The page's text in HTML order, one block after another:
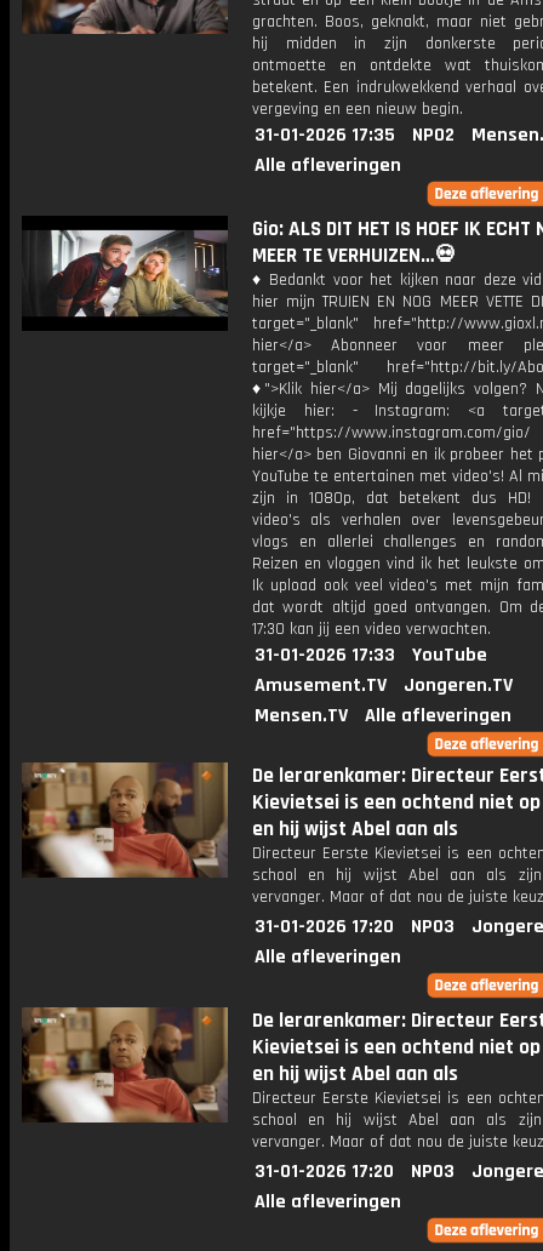
grachten. Boos, geknakt, maar niet
hij midden in zijn donkerste
ontmoette en ontdekte wat
betekent. Een indrukwekkend verhaal
vergeving en een nieuw begin.
31-01-2026 17:35 NPO2
Alle afleveringen
Gio: ALS DIT HET IS HOEF IK ECHT
MEER TE VERHUIZEN…💀
♦ Bedankt voor het kijken naar deze
hier mijn TRUIEN EN NOG MEER VETTE
target="_blank" href="http://
hier</a> Abonneer voor meer
target="_blank" href="http://bit.ly/
♦">Klik hier</a> Mij dagelijks volgen?
kijkje hier: - Instagram: <a
href="https://www.instagram.com/
hier</a> ben Giovanni en ik probeer het
YouTube te entertainen met video's! Al
zijn in 1080p, dat betekent dus HD!
video's als verhalen over
vlogs en allerlei challenges en
Reizen en vloggen vind ik het leukste
Ik upload ook veel video's met mijn
dat wordt altijd goed ontvangen. Om
17:30 kan jij een video verwachten.
31-01-2026 17:33
YouTube
Amusement.TV
Jongeren.TV
Mensen.TV
Alle afleveringen
De lerarenkamer: Directeur
Kievietsei is een ochtend niet
en hij wijst Abel aan als
Directeur Eerste Kievietsei is een
school en hij wijst Abel aan als
vervanger. Maar of dat nou de juiste
31-01-2026 17:20 NPO3
Alle afleveringen
De lerarenkamer: Directeur
Kievietsei is een ochtend niet
en hij wijst Abel aan als
Directeur Eerste Kievietsei is een
school en hij wijst Abel aan als
vervanger. Maar of dat nou de juiste
31-01-2026 17:20 NPO3
Alle afleveringen